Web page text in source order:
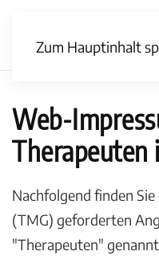
Zum Hauptinhalt
Web-
Therapeuten
Nachfolgend finden
(TMG) geforderten
"Therapeuten"